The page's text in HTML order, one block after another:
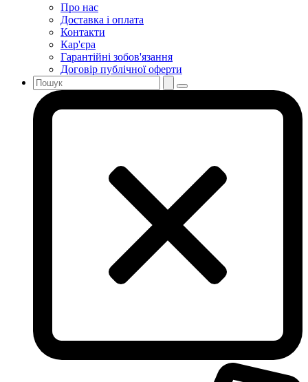
Про нас
Доставка і оплата
Контакти
Кар'єра
Гарантійні зобов'язання
Договір публічної оферти